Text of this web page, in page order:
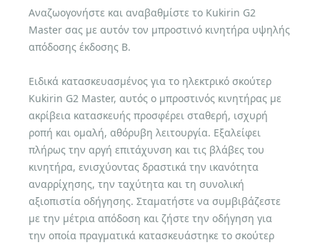
Αναζωογονήστε και αναβαθμίστε το Kukirin G2
Master σας με αυτόν τον μπροστινό κινητήρα υψηλής
απόδοσης έκδοσης B.
Ειδικά κατασκευασμένος για το ηλεκτρικό σκούτερ
Kukirin G2 Master, αυτός ο μπροστινός κινητήρας με
ακρίβεια κατασκευής προσφέρει σταθερή, ισχυρή
ροπή και ομαλή, αθόρυβη λειτουργία. Εξαλείφει
πλήρως την αργή επιτάχυνση και τις βλάβες του
κινητήρα, ενισχύοντας δραστικά την ικανότητα
αναρρίχησης, την ταχύτητα και τη συνολική
αξιοπιστία οδήγησης. Σταματήστε να συμβιβάζεστε
με την μέτρια απόδοση και ζήστε την οδήγηση για
την οποία πραγματικά κατασκευάστηκε το σκούτερ